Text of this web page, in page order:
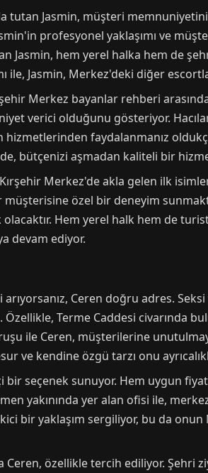
tutan Jasmin, müşteri
profesyonel yaklaşımı ve
Jasmin, hem yerel halka hem de
ile, Jasmin, Merkez'deki diğer
Merkez bayanlar rehberi
verici olduğunu gösteriyor.
faydalanmanız
bütçenizi aşmadan kaliteli bir
Merkez'de akla gelen ilk
müşterisine özel bir deneyim
olacaktır. Hem yerel halk hem de
devam ediyor.
Ceren doğru adres.
Özellikle, Terme Caddesi civarında
ile Ceren, müşterilerine
ve kendine özgü tarzı onu
bir seçenek sunuyor. Hem uygun
yakınında yer alan ofisi ile,
bir yaklaşım sergiliyor, bu da
özellikle tercih ediliyor. Şehri